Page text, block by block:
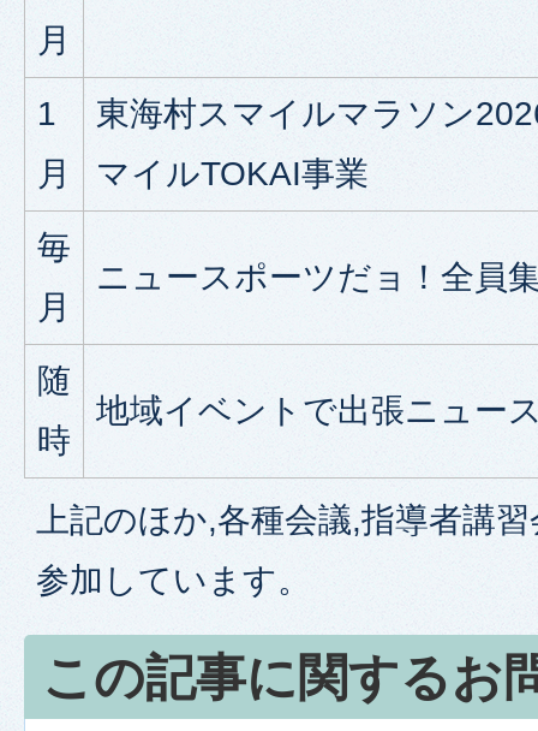
月
1
月
東海村スマイルマラソン
マイルTOKAI事業
毎
月
ニュースポーツだョ！全員
随
時
地域イベントで出張ニュー
上記のほか,各種会議,指導者講
参加しています。
この記事に関するお